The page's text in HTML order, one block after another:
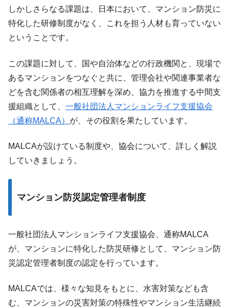
しかしさらなる課題は、日本において、マンション防災に
特化した研修制度がなく、これを担う人材も育っていない
ということです。
この課題に対して、国や自治体などの行政機関と、現場で
あるマンションをつなぐと共に、管理会社や関連事業者な
どを含む関係者の相互理解を深め、協力を推進する中間支
援組織として、 一般社団法人マンションライフ支援協会
（通称MALCA） が、その役割を果たしています。
MALCAが設けている制度や、協会について、詳しく解説
していきましょう。
マンション防災認定管理者制度
一般社団法人マンションライフ支援協会、通称MALCA
が、マンションに特化した防災研修として、マンション防
災認定管理者制度の認定を行っています。
MALCAでは、様々な知見をもとに、水害対策なども含
む、マンションの災害対策の特殊性やマンション生活継続